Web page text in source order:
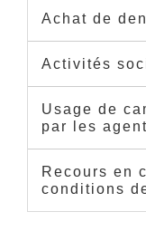
Achat de
Activités
Usage de
par les
Recours en
conditions